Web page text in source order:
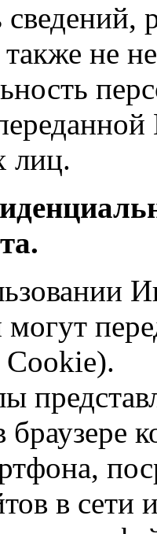
не
лиц.
могут
в сети